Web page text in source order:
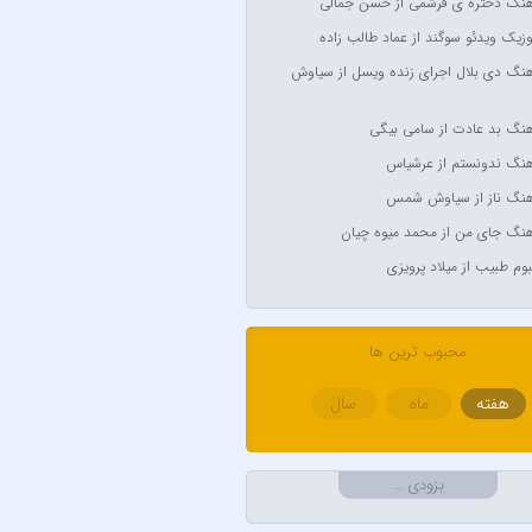
Anyma Ellie
Arsha
Aşkın
Avril Lavigne &
Bebe
Bilal Sonses &
ویدئو سوگند از عماد طالب زاده
دی بلال اجرای زنده ویسل از سیاوش
بد عادت از سامی بیگی
ندونستم از عرشیاس
ناز از سیاوش شمس
جای من از محمد میوه چیان
طبیب از میلاد پرویزی
محبوب ترین ها
هفته ماه سال
بزودی …